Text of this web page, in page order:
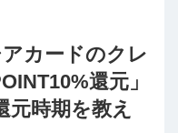
カードのクレ
還元」
元時期を教え